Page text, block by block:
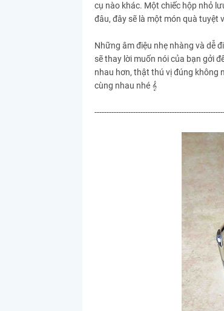
cụ nào khác. Một chiếc hộp nhỏ
đâu, đây sẽ là một món quà tuyệt
Những âm điệu nhẹ nhàng và dễ
sẽ thay lời muốn nói của bạn gởi
nhau hơn, thật thú vị đúng không
cùng nhau nhé 𝄞